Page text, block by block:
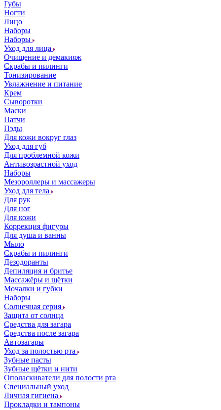
Губы
Ногти
Лицо
Наборы
Наборы
Уход для лица
Очищение и демакияж
Скрабы и пилинги
Тонизирование
Увлажнение и питание
Крем
Сыворотки
Маски
Патчи
Пэды
Для кожи вокруг глаз
Уход для губ
Для проблемной кожи
Антивозрастной уход
Наборы
Мезороллеры и массажеры
Уход для тела
Для рук
Для ног
Для кожи
Коррекция фигуры
Для душа и ванны
Мыло
Скрабы и пилинги
Дезодоранты
Депиляция и бритье
Массажёры и щётки
Мочалки и губки
Наборы
Солнечная серия
Защита от солнца
Средства для загара
Средства после загара
Автозагары
Уход за полостью рта
Зубные пасты
Зубные щётки и нити
Ополаскиватели для полости рта
Специальный уход
Личная гигиена
Прокладки и тампоны